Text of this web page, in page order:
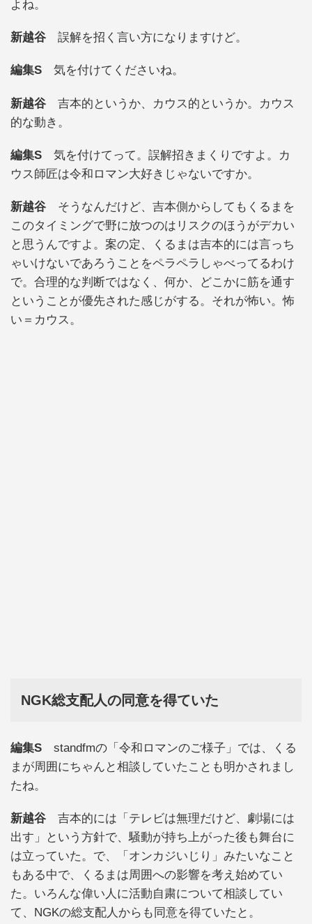
よね。
新越谷 誤解を招く言い方になりますけど。
編集S 気を付けてくださいね。
新越谷 吉本的というか、カウス的というか。カウス
的な動き。
編集S 気を付けてって。誤解招きまくりですよ。カ
ウス師匠は令和ロマン大好きじゃないですか。
新越谷 そうなんだけど、吉本側からしてもくるまを
このタイミングで野に放つのはリスクのほうがデカい
と思うんですよ。案の定、くるまは吉本的には言っち
ゃいけないであろうことをペラペラしゃべってるわけ
で。合理的な判断ではなく、何か、どこかに筋を通す
ということが優先された感じがする。それが怖い。怖
い＝カウス。
NGK総支配人の同意を得ていた
編集S standfmの「令和ロマンのご様子」では、くる
まが周囲にちゃんと相談していたことも明かされまし
たね。
新越谷 吉本的には「テレビは無理だけど、劇場には
出す」という方針で、騒動が持ち上がった後も舞台に
は立っていた。で、「オンカジいじり」みたいなこと
もある中で、くるまは周囲への影響を考え始めてい
た。いろんな偉い人に活動自粛について相談してい
て、NGKの総支配人からも同意を得ていたと。